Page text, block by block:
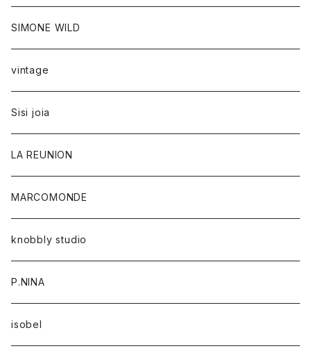
SIMONE WILD
vintage
Sisi joia
LA REUNION
MARCOMONDE
knobbly studio
P.NINA
isobel